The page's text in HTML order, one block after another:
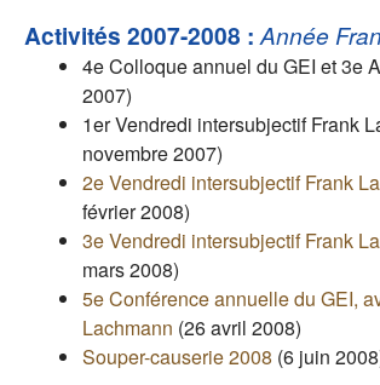
Activités 2007-2008 :Année
4e Colloque annuel du GEI et 3e
2007)
1er Vendredi intersubjectif Frank
novembre 2007)
2e Vendredi intersubjectif Frank
février 2008)
3e Vendredi intersubjectif Frank
mars 2008)
5e Conférence annuelle du GEI,
Lachmann (26 avril 2008)
Souper-causerie 2008 (6 juin